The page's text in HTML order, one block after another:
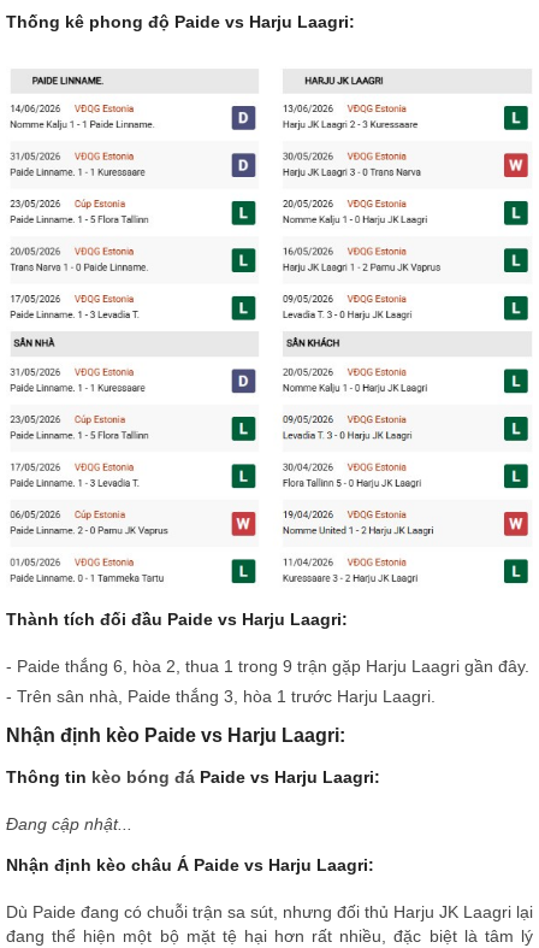
Thống kê phong độ Paide vs Harju Laagri:
Thành tích đối đầu Paide vs Harju Laagri:
- Paide thắng 6, hòa 2, thua 1 trong 9 trận gặp Harju Laagri gần đây.
- Trên sân nhà, Paide thắng 3, hòa 1 trước Harju Laagri.
Nhận định kèo Paide vs Harju Laagri:
Thông tin kèo bóng đá Paide vs Harju Laagri:
Đang cập nhật...
Nhận định kèo châu Á Paide vs Harju Laagri:
Dù Paide đang có chuỗi trận sa sút, nhưng đối thủ Harju JK Laagri lại
đang thể hiện một bộ mặt tệ hại hơn rất nhiều, đặc biệt là tâm lý